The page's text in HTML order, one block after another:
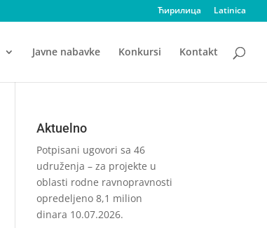
Ћирилица Latinica
Javne nabavke Konkursi Kontakt
Aktuelno
Potpisani ugovori sa 46
udruženja – za projekte u
oblasti rodne ravnopravnosti
opredeljeno 8,1 milion
dinara 10.07.2026.